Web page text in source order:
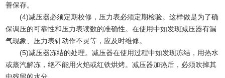
善保存。
(4)减压器必须定期校修，压力表必须定期检验。这样做是为了确
保调压的可靠性和压力表读数的准确性。在使用中如发现减压器有漏
气现象、压力表针动作不灵等，应及时维修。
(5)减压器冻结的处理。减压器在使用过程中如发现冻结，用热水
或蒸汽解冻，绝不能用火焰或红铁烘烤。减压器加热后，必须吹掉其